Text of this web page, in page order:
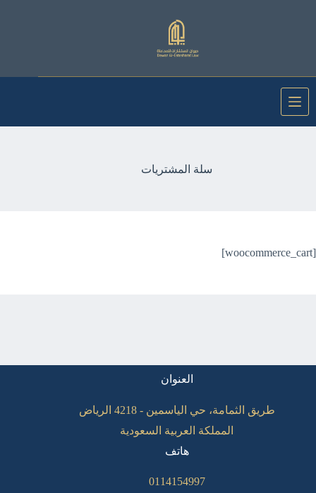
سلة المشتريات
[woocommerce_cart]
العنوان
طريق الثمامة، حي الياسمين - 4218 الرياض
المملكة العربية السعودية
هاتف
0114154997